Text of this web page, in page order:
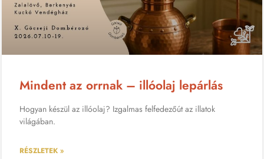
Mindent az orrnak – illóolaj lepárlás
Hogyan készül az illóolaj? Izgalmas felfedezőút az illatok
világában.
RÉSZLETEK »